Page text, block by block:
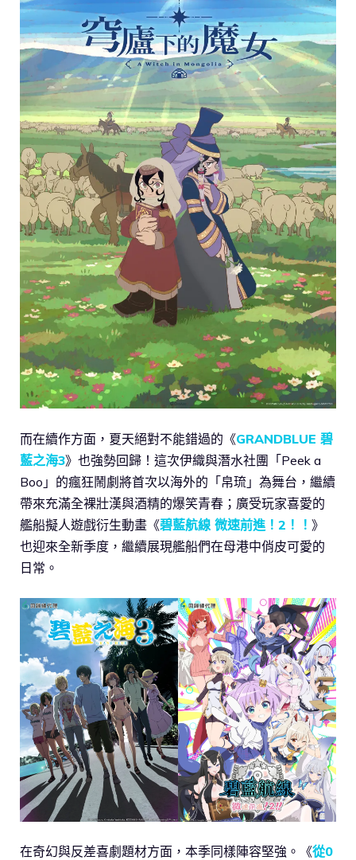
而在續作方面，夏天絕對不能錯過的《GRANDBLUE 碧
藍之海3》也強勢回歸！這次伊織與潛水社團「Peek a
Boo」的瘋狂鬧劇將首次以海外的「帛琉」為舞台，繼續
帶來充滿全裸壯漢與酒精的爆笑青春；廣受玩家喜愛的
艦船擬人遊戲衍生動畫《碧藍航線 微速前進！2！！ 》
也迎來全新季度，繼續展現艦船們在母港中俏皮可愛的
日常。
在奇幻與反差喜劇題材方面，本季同樣陣容堅強。《從0